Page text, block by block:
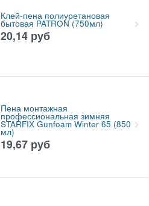
Клей-пена полиуретановая
бытовая PATRON (750мл)
20,14 руб
Пена монтажная
профессиональная зимняя
STARFIX Gunfoam Winter 65 (850
мл)
19,67 руб